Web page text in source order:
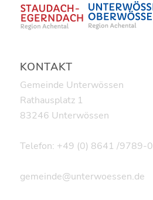
KONTAKT
Gemeinde Unterwössen
Rathausplatz 1
83246 Unterwössen
Telefon: +49 (0) 8641 /9789-0
gemeinde@unterwoessen.de